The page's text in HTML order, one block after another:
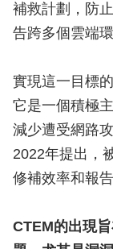
補救計劃，防
告跨多個雲端
實現這一目標
它是一個積極
減少遭受網路
2022年提出，
修補效率和報
CTEM的出現